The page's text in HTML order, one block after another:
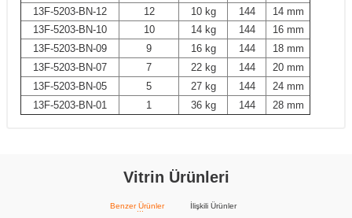
13F-5203-BN-12
12 10 kg 144
14 mm
13F-5203-BN-10
10 14 kg 144
16 mm
13F-5203-BN-09
9 16 kg 144
18 mm
13F-5203-BN-07
7 22 kg 144
20 mm
13F-5203-BN-05
5 27 kg 144
24 mm
13F-5203-BN-01
1 36 kg 144 28 mm
Vitrin Ürünleri
Benzer Ürünler İlişkili Ürünler